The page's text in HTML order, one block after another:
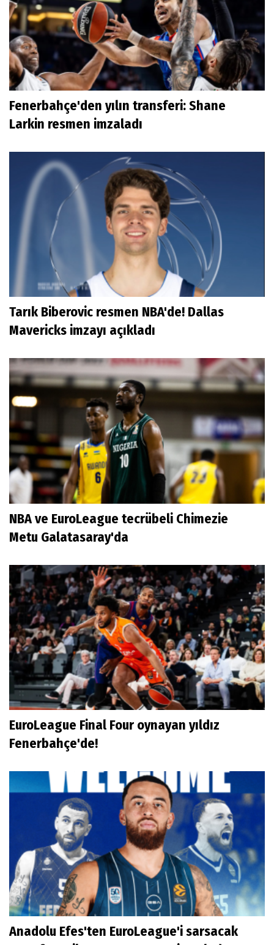
Fenerbahçe'den yılın transferi: Shane
Larkin resmen imzaladı
Tarık Biberovic resmen NBA'de! Dallas
Mavericks imzayı açıkladı
NBA ve EuroLeague tecrübeli Chimezie
Metu Galatasaray'da
EuroLeague Final Four oynayan yıldız
Fenerbahçe'de!
Anadolu Efes'ten EuroLeague'i sarsacak